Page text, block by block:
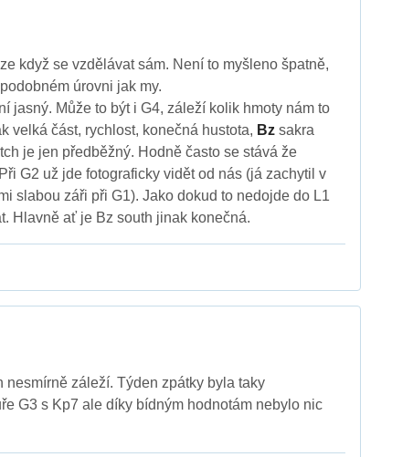
když se vzdělávat sám. Není to myšleno špatně,
úrovni jak my.
jasný. Může to být i G4, záleží kolik hmoty nám to
velká část, rychlost, konečná hustota, Bzsakra
je jen předběžný. Hodně často se stává že
G2 už jde fotograficky vidět od nás (já zachytil v
slabou záři při G1). Jako dokud to nedojde do L1
Hlavně ať je Bz south jinak konečná.
nesmírně záleží. Týden zpátky byla taky
G3 s Kp7 ale díky bídným hodnotám nebylo nic